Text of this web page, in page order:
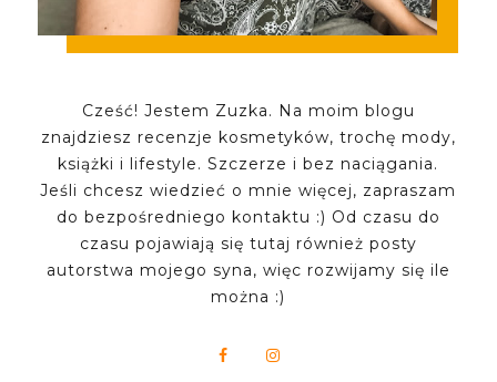
Cześć! Jestem Zuzka. Na moim blogu
znajdziesz recenzje kosmetyków, trochę mody,
książki i lifestyle. Szczerze i bez naciągania.
Jeśli chcesz wiedzieć o mnie więcej, zapraszam
do bezpośredniego kontaktu :) Od czasu do
czasu pojawiają się tutaj również posty
autorstwa mojego syna, więc rozwijamy się ile
można :)